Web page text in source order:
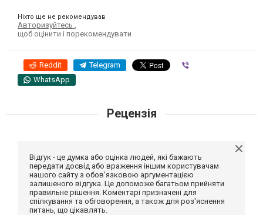
Ніхто ще не рекомендував
Авторизуйтесь
щоб оцінити і порекомендувати
Reddit Telegram
WhatsApp
Рецензія
Відгук - це думка або оцінка людей, які бажають
передати досвід або враження іншим користувачам
нашого сайту з обов'язковою аргументацією
залишеного відгука. Це допоможе багатьом прийняти
правильне рішення. Коментарі призначені для
спілкування та обговорення, а також для роз'яснення
питань, що цікавлять.